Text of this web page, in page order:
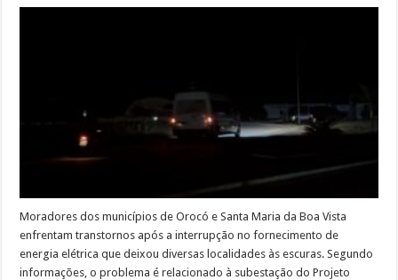
Moradores dos municípios de Orocó e Santa Maria da Boa Vista
enfrentam transtornos após a interrupção no fornecimento de
energia elétrica que deixou diversas localidades às escuras. Segundo
informações, o problema é relacionado à subestação do Projeto